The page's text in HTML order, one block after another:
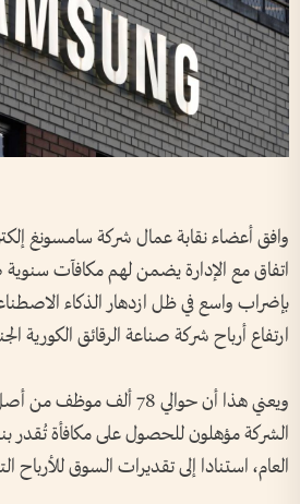
وافق أعضاء نقابة عمال شركة سامسونغ
اتفاق مع الإدارة يضمن لهم مكافآت
بإضراب واسع في ظل ازدهار الذكاء
ارتفاع أرباح شركة صناعة الرقائق الكورية
العام، استنادا إلى تقديرات السوق للأرباح